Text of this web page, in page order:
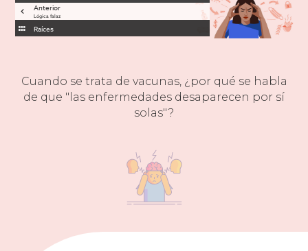
Anterior
Lógica falaz
Raíces
Cuando se trata de vacunas, ¿por qué se habla
de que "las enfermedades desaparecen por sí
solas"?